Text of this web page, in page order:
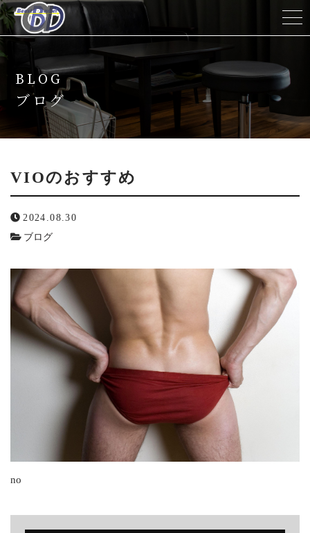
ホーム
当サロンについて
メニュー
キャンペーン
スタッフ紹介
よくある質問
ニュース
ブログ
CONTACT
脱毛で、清潔感のある男に。
お問い合わせフォーム
BLOG
ブログ
VIOのおすすめ
2024.08.30
ブログ
no